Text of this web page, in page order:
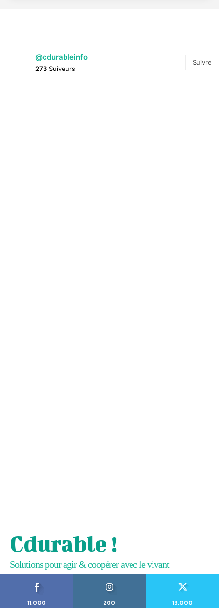
@cdurableinfo
273 Suiveurs
Suivre
Cdurable !
Solutions pour agir & coopérer avec le vivant
11,000
200
18,000